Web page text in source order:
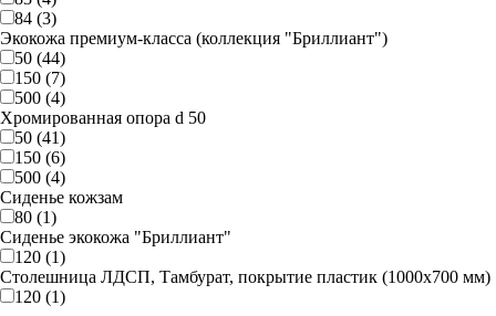
84 (3)
Экокожа премиум-класса (коллекция "Бриллиант")
50 (44)
150 (7)
500 (4)
Хромированная опора d 50
50 (41)
150 (6)
500 (4)
Сиденье кожзам
80 (1)
Сиденье экокожа "Бриллиант"
120 (1)
Столешница ЛДСП, Тамбурат, покрытие пластик (1000х700 мм)
120 (1)